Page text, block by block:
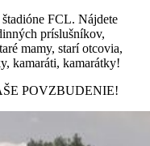
FCL. Nájdete
príslušníkov,
mamy, starí otcovia,
kamaráti, kamarátky!
POVZBUDENIE!